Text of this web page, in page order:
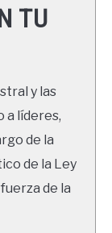
TU
y las
a líderes,
de la
de la Ley
de la